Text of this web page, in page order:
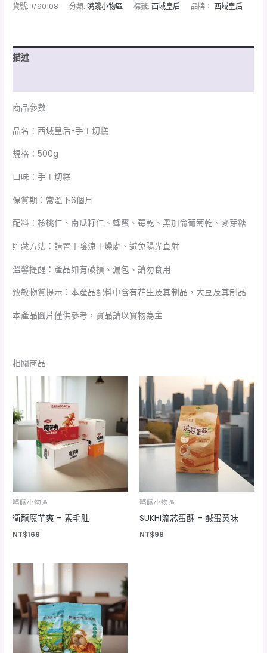
貨號: #90108 分類:嘴饞小物區 標籤:西域皇后 品牌：西域皇后
描述
商品參數
品名：西域皇后-手工切糕
規格：500g
口味：手工切糕
保質期：常溫下6個月
配料：核桃仁、南瓜籽仁、蜂蜜、莓乾、黑加侖葡萄乾、麥芽糖
貯藏方法：請置于陰涼干燥處、避免陽光直射
溫馨提醒：產品如有破損、漏包、請勿食用
致敏物質提示：本產品配料中含有花生及其制品，大豆及其制品
本產品圖片僅供參考，實品請以實物為主
相關商品
嘴饞小物區
衛龍魔芋爽 – 素毛肚
NT$169
嘴饞小物區
SUKHI流芯蛋酥 – 鹹蛋黃味
NT$98